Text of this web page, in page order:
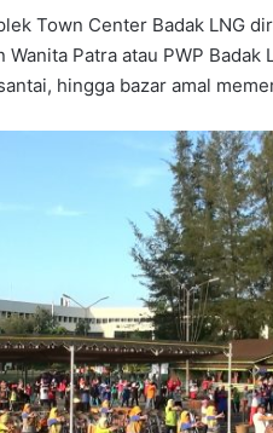
Town Center Badak LNG
Patra atau PWP
hingga bazar amal